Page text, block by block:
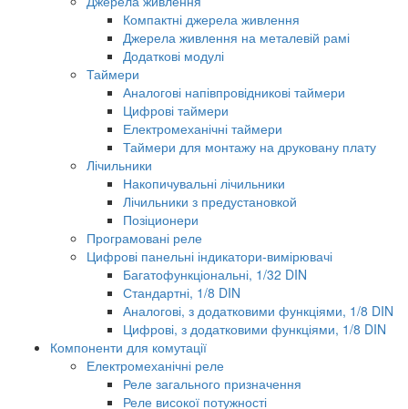
Компактні джерела живлення
Джерела живлення на металевій рамі
Додаткові модулі
Таймери
Аналогові напівпровідникові таймери
Цифрові таймери
Електромеханічні таймери
Таймери для монтажу на друковану плату
Лічильники
Накопичувальні лічильники
Лічильники з предустановкой
Позіционери
Програмовані реле
Цифрові панельні індикатори-вимірювачі
Багатофункціональні, 1/32 DIN
Стандартні, 1/8 DIN
Аналогові, з додатковими функціями, 1/8 DIN
Цифрові, з додатковими функціями, 1/8 DIN
Компоненти для комутації
Електромеханічні реле
Реле загального призначення
Реле високої потужності